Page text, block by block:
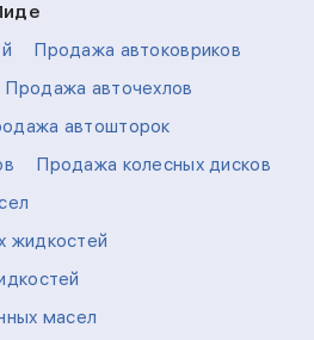
Продажа автоковриков
Продажа авточехлов
автошторок
Продажа колесных дисков
жидкостей
масел